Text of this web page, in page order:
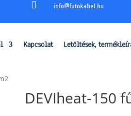
 info@futokabel.hu
Kapcsolat Letöltések,
DEVIheat-150